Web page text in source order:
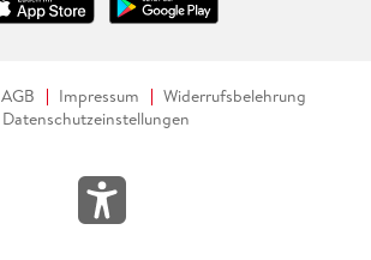
AGB Impressum
Widerrufsbelehrung
Datenschutzeinstellungen